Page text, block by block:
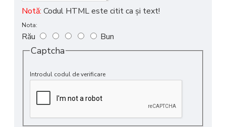
Notă: Codul HTML este citit ca şi text!
Nota:
Rău Bun
Captcha
Introdul codul de verificare